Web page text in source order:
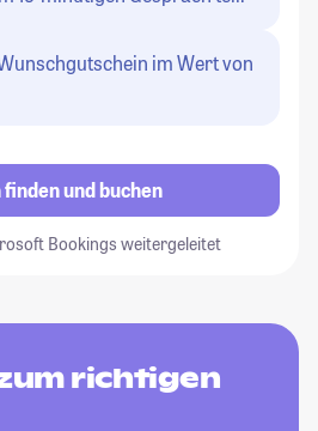
im Wert von
und buchen
Bookings weitergeleitet
richtigen